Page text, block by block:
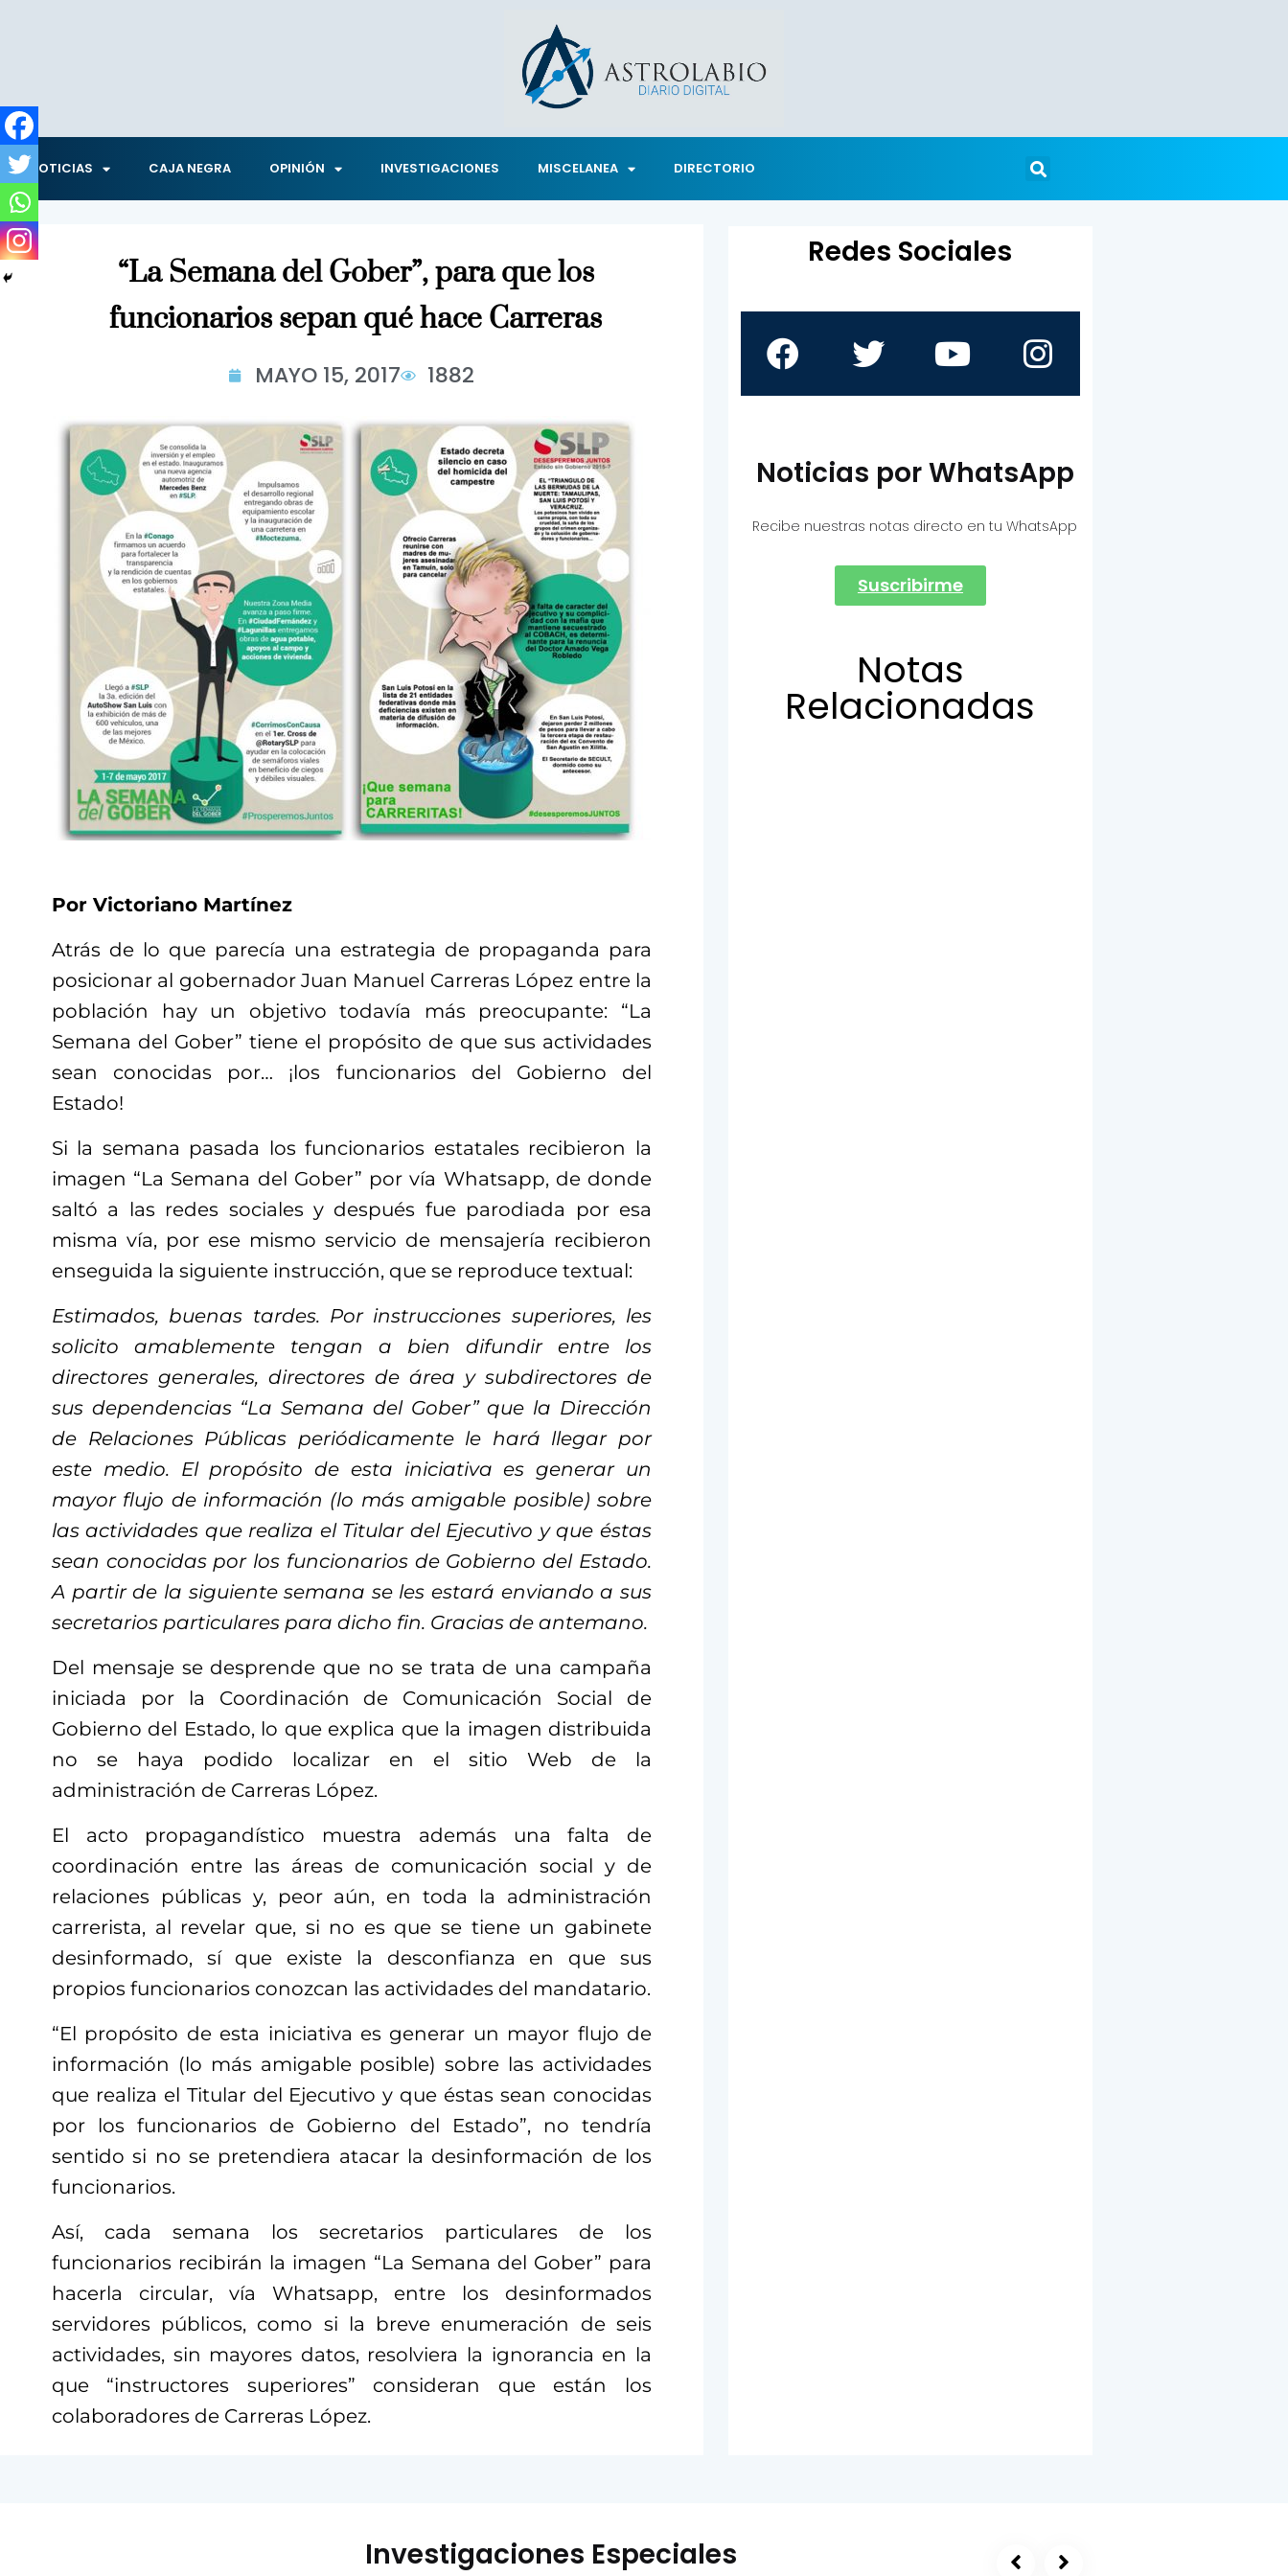
NOTICIAS CAJA NEGRA OPINIÓN INVESTIGACIONES MISCELANEA DIRECTORIO
“La Semana del Gober”, para que los
funcionarios sepan qué hace Carreras
MAYO 15, 2017 1882
Por Victoriano Martínez
Atrás de lo que parecía una estrategia de propaganda para
posicionar al gobernador Juan Manuel Carreras López entre la
población hay un objetivo todavía más preocupante: “La
Semana del Gober” tiene el propósito de que sus actividades
sean conocidas por… ¡los funcionarios del Gobierno del
Estado!
Si la semana pasada los funcionarios estatales recibieron la
imagen “La Semana del Gober” por vía Whatsapp, de donde
saltó a las redes sociales y después fue parodiada por esa
misma vía, por ese mismo servicio de mensajería recibieron
enseguida la siguiente instrucción, que se reproduce textual:
Estimados, buenas tardes. Por instrucciones superiores, les
solicito amablemente tengan a bien difundir entre los
directores generales, directores de área y subdirectores de
sus dependencias “La Semana del Gober” que la Dirección
de Relaciones Públicas periódicamente le hará llegar por
este medio. El propósito de esta iniciativa es generar un
mayor flujo de información (lo más amigable posible) sobre
las actividades que realiza el Titular del Ejecutivo y que éstas
sean conocidas por los funcionarios de Gobierno del Estado.
A partir de la siguiente semana se les estará enviando a sus
secretarios particulares para dicho fin. Gracias de antemano.
Del mensaje se desprende que no se trata de una campaña
iniciada por la Coordinación de Comunicación Social de
Gobierno del Estado, lo que explica que la imagen distribuida
no se haya podido localizar en el sitio Web de la
administración de Carreras López.
El acto propagandístico muestra además una falta de
coordinación entre las áreas de comunicación social y de
relaciones públicas y, peor aún, en toda la administración
carrerista, al revelar que, si no es que se tiene un gabinete
desinformado, sí que existe la desconfianza en que sus
propios funcionarios conozcan las actividades del mandatario.
“El propósito de esta iniciativa es generar un mayor flujo de
información (lo más amigable posible) sobre las actividades
que realiza el Titular del Ejecutivo y que éstas sean conocidas
por los funcionarios de Gobierno del Estado”, no tendría
sentido si no se pretendiera atacar la desinformación de los
funcionarios.
Así, cada semana los secretarios particulares de los
funcionarios recibirán la imagen “La Semana del Gober” para
hacerla circular, vía Whatsapp, entre los desinformados
servidores públicos, como si la breve enumeración de seis
actividades, sin mayores datos, resolviera la ignorancia en la
que “instructores superiores” consideran que están los
colaboradores de Carreras López.
Redes Sociales
Noticias por WhatsApp
Recibe nuestras notas directo en tu WhatsApp
Suscribirme
Notas
Relacionadas
Investigaciones Especiales